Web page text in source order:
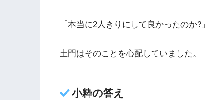
「本当に2人きりにして良かったのか?」
土門はそのことを心配していました。
小粋の答え